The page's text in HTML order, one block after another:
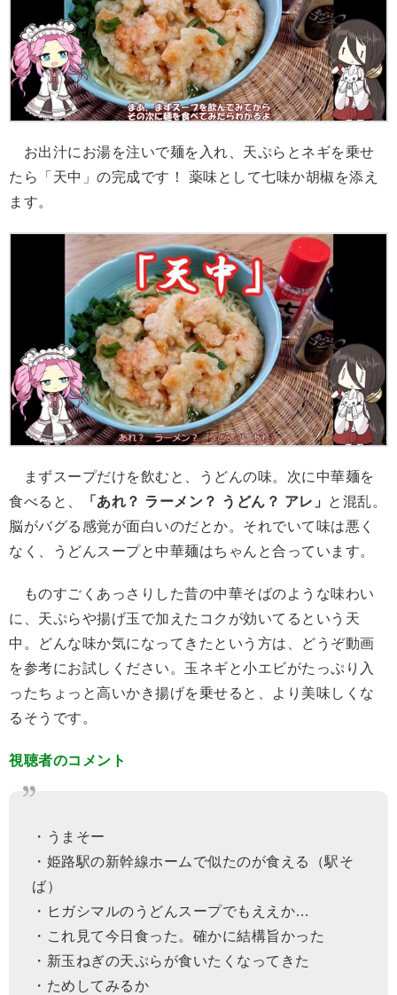
お出汁にお湯を注いで麺を入れ、天ぷらとネギを乗せ
たら「天中」の完成です！ 薬味として七味か胡椒を添え
ます。
まずスープだけを飲むと、うどんの味。次に中華麺を
食べると、
「あれ？ ラーメン？ うどん？ アレ」
と混乱。
脳がバグる感覚が面白いのだとか。それでいて味は悪く
なく、うどんスープと中華麺はちゃんと合っています。
ものすごくあっさりした昔の中華そばのような味わい
に、天ぷらや揚げ玉で加えたコクが効いてるという天
中。どんな味か気になってきたという方は、どうぞ動画
を参考にお試しください。玉ネギと小エビがたっぷり入
ったちょっと高いかき揚げを乗せると、より美味しくな
るそうです。
視聴者のコメント
・うまそー
・姫路駅の新幹線ホームで似たのが食える（駅そ
ば）
・ヒガシマルのうどんスープでもええか…
・これ見て今日食った。確かに結構旨かった
・新玉ねぎの天ぷらが食いたくなってきた
・ためしてみるか